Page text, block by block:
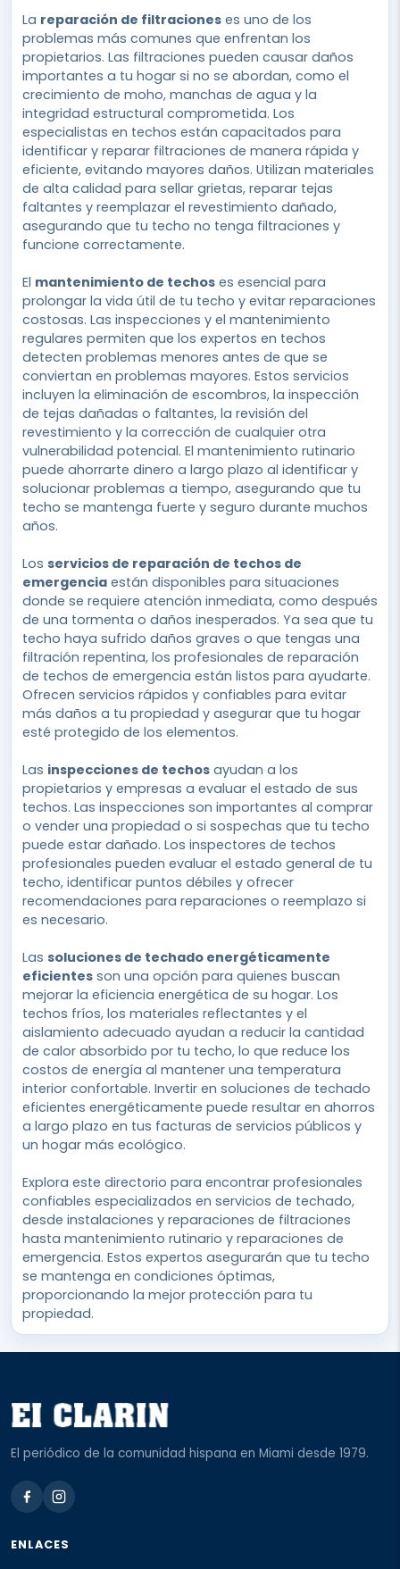
La reparación de filtraciones es uno de los
problemas más comunes que enfrentan los
propietarios. Las filtraciones pueden causar daños
importantes a tu hogar si no se abordan, como el
crecimiento de moho, manchas de agua y la
integridad estructural comprometida. Los
especialistas en techos están capacitados para
identificar y reparar filtraciones de manera rápida y
eficiente, evitando mayores daños. Utilizan materiales
de alta calidad para sellar grietas, reparar tejas
faltantes y reemplazar el revestimiento dañado,
asegurando que tu techo no tenga filtraciones y
funcione correctamente.
El mantenimiento de techos es esencial para
prolongar la vida útil de tu techo y evitar reparaciones
costosas. Las inspecciones y el mantenimiento
regulares permiten que los expertos en techos
detecten problemas menores antes de que se
conviertan en problemas mayores. Estos servicios
incluyen la eliminación de escombros, la inspección
de tejas dañadas o faltantes, la revisión del
revestimiento y la corrección de cualquier otra
vulnerabilidad potencial. El mantenimiento rutinario
puede ahorrarte dinero a largo plazo al identificar y
solucionar problemas a tiempo, asegurando que tu
techo se mantenga fuerte y seguro durante muchos
años.
Los servicios de reparación de techos de
emergencia están disponibles para situaciones
donde se requiere atención inmediata, como después
de una tormenta o daños inesperados. Ya sea que tu
techo haya sufrido daños graves o que tengas una
filtración repentina, los profesionales de reparación
de techos de emergencia están listos para ayudarte.
Ofrecen servicios rápidos y confiables para evitar
más daños a tu propiedad y asegurar que tu hogar
esté protegido de los elementos.
Las inspecciones de techos ayudan a los
propietarios y empresas a evaluar el estado de sus
techos. Las inspecciones son importantes al comprar
o vender una propiedad o si sospechas que tu techo
puede estar dañado. Los inspectores de techos
profesionales pueden evaluar el estado general de tu
techo, identificar puntos débiles y ofrecer
recomendaciones para reparaciones o reemplazo si
es necesario.
Las soluciones de techado energéticamente
eficientes son una opción para quienes buscan
mejorar la eficiencia energética de su hogar. Los
techos fríos, los materiales reflectantes y el
aislamiento adecuado ayudan a reducir la cantidad
de calor absorbido por tu techo, lo que reduce los
costos de energía al mantener una temperatura
interior confortable. Invertir en soluciones de techado
eficientes energéticamente puede resultar en ahorros
a largo plazo en tus facturas de servicios públicos y
un hogar más ecológico.
Explora este directorio para encontrar profesionales
confiables especializados en servicios de techado,
desde instalaciones y reparaciones de filtraciones
hasta mantenimiento rutinario y reparaciones de
emergencia. Estos expertos asegurarán que tu techo
se mantenga en condiciones óptimas,
proporcionando la mejor protección para tu
propiedad.
El periódico de la comunidad hispana en Miami desde 1979.
ENLACES